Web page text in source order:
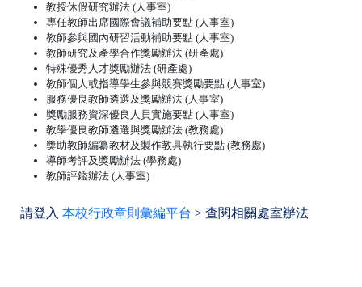
教授休假研究辦法 (人事室)
專任教師出席國際會議補助要點 (人事室)
教師參與國內研習活動補助要點 (人事室)
教師研究及產學合作獎勵辦法 (研產處)
特殊優秀人才獎勵辦法 (研產處)
教師個人或指導學生參與競賽獎勵要點 (人事室)
服務優良教師遴選及獎勵辦法 (人事室)
獎勵服務資深優良人員實施要點 (人事室)
教學優良教師遴選與獎勵辦法 (教務處)
獎助教師編纂教材及製作教具執行要點 (教務處)
導師考評及獎勵辦法 (學務處)
教師評鑑辦法 (人事室)
請登入 本校行政章則彙編平台 > 查閱相關處室辦法